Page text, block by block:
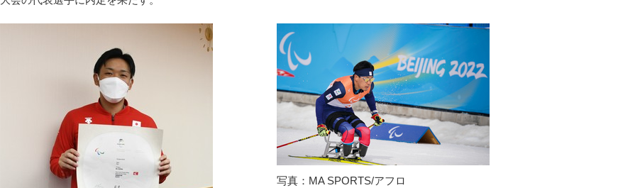
写真：MA SPORTS/アフロ